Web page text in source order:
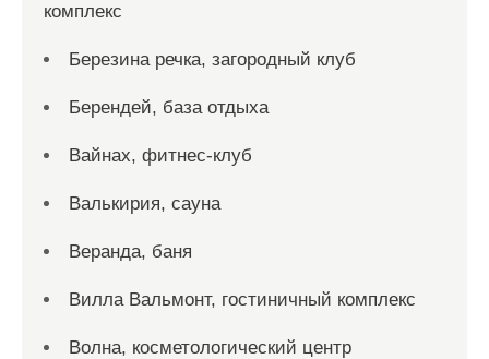
комплекс
Березина речка, загородный клуб
Берендей, база отдыха
Вайнах, фитнес-клуб
Валькирия, сауна
Веранда, баня
Вилла Вальмонт, гостиничный комплекс
Волна, косметологический центр